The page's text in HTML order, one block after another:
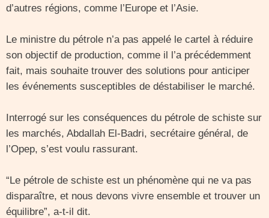
d’autres régions, comme l’Europe et l’Asie.
Le ministre du pétrole n’a pas appelé le cartel à réduire
son objectif de production, comme il l’a précédemment
fait, mais souhaite trouver des solutions pour anticiper
les événements susceptibles de déstabiliser le marché.
Interrogé sur les conséquences du pétrole de schiste sur
les marchés, Abdallah El-Badri, secrétaire général, de
l’Opep, s’est voulu rassurant.
“Le pétrole de schiste est un phénomène qui ne va pas
disparaître, et nous devons vivre ensemble et trouver un
équilibre”, a-t-il dit.